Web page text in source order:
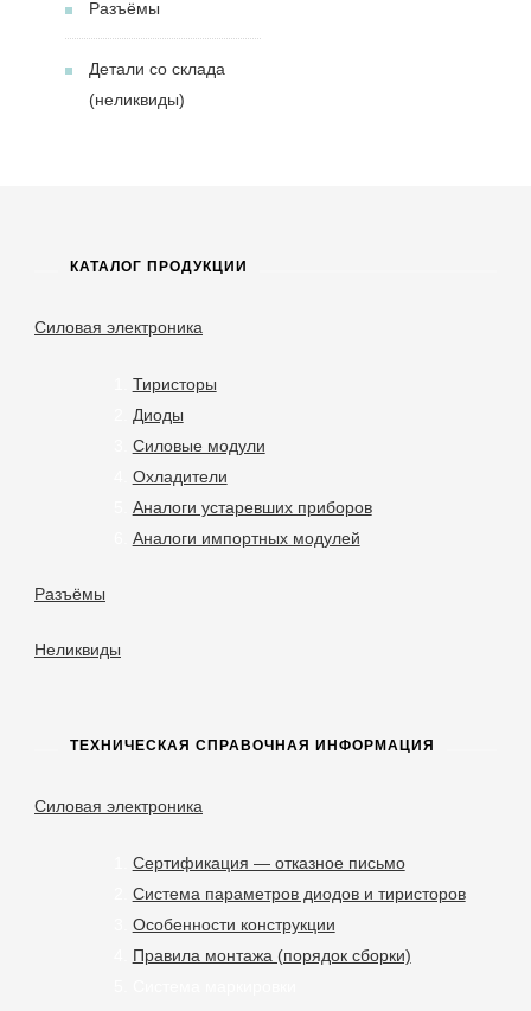
Разъёмы
Детали со склада
(неликвиды)
КАТАЛОГ ПРОДУКЦИИ
Силовая электроника
Тиристоры
Диоды
Силовые модули
Охладители
Аналоги устаревших приборов
Аналоги импортных модулей
Разъёмы
Неликвиды
ТЕХНИЧЕСКАЯ СПРАВОЧНАЯ ИНФОРМАЦИЯ
Силовая электроника
Сертификация — отказное письмо
Система параметров диодов и тиристоров
Особенности конструкции
Правила монтажа (порядок сборки)